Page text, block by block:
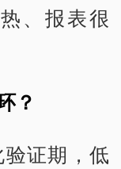
、报表很
？
证期，低